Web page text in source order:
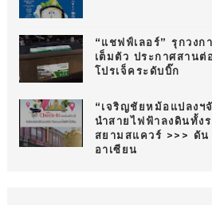
“แชฟฟ์เลอร์” รุกวงก
เต็มตัว ประกาศสาน
โปรเจ็คระดับบิ๊ก
“เจริญชัยหม้อแปลงฯ
นำสายไฟฟ้าลงดินทั้ง
สยามสแควร์ >>> ดั
อาเซียน